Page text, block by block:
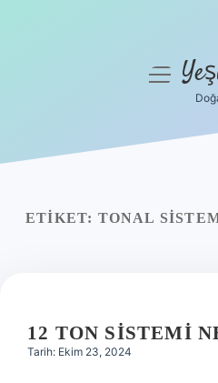
Yasal Uyarı
menüyü
ETIKET: TONAL
12 TON SISTEMI
Tarih: Ekim 23, 2024